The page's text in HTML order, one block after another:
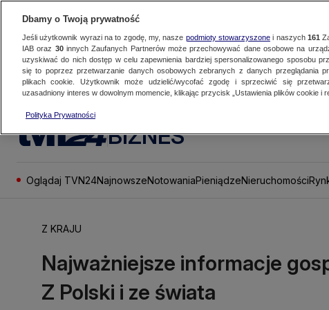
BIZNES
Oglądaj TVN24NajnowszeNotowaniaPieniądzeNieruchomości
Z KRAJU
Najważniejsze informacje
Z Polski i ze świata
Dbamy o Twoją prywatność
Jeśli użytkownik wyrazi na to zgodę, my, nasze podmioty stowarzyszonei naszych 161
IAB oraz 30innych Zaufanych Partnerów może przechowywać dane osobowe na
uzyskiwać do nich dostęp w celu zapewnienia bardziej spersonalizowanego sposobu
się to poprzez przetwarzanie danych osobowych zebranych z danych przeglądania
plikach cookie. Użytkownik może udzielić/wycofać zgodę i sprzeciwić się
uzasadniony interes w dowolnym momencie, klikając przycisk „Ustawienia plików cookie i
Polityka Prywatności